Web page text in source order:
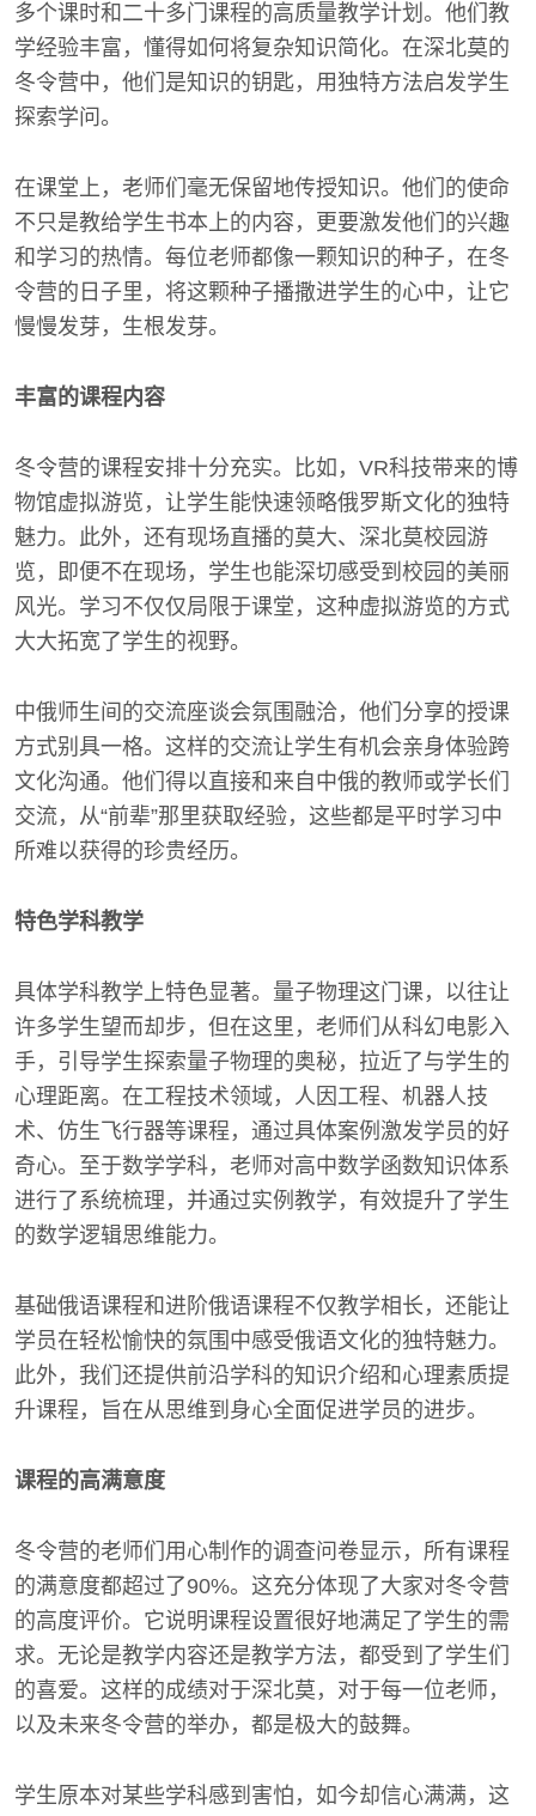
多个课时和二十多门课程的高质量教学计划。他们教
学经验丰富，懂得如何将复杂知识简化。在深北莫的
冬令营中，他们是知识的钥匙，用独特方法启发学生
探索学问。
在课堂上，老师们毫无保留地传授知识。他们的使命
不只是教给学生书本上的内容，更要激发他们的兴趣
和学习的热情。每位老师都像一颗知识的种子，在冬
令营的日子里，将这颗种子播撒进学生的心中，让它
慢慢发芽，生根发芽。
丰富的课程内容
冬令营的课程安排十分充实。比如，VR科技带来的博
物馆虚拟游览，让学生能快速领略俄罗斯文化的独特
魅力。此外，还有现场直播的莫大、深北莫校园游
览，即便不在现场，学生也能深切感受到校园的美丽
风光。学习不仅仅局限于课堂，这种虚拟游览的方式
大大拓宽了学生的视野。
中俄师生间的交流座谈会氛围融洽，他们分享的授课
方式别具一格。这样的交流让学生有机会亲身体验跨
文化沟通。他们得以直接和来自中俄的教师或学长们
交流，从“前辈”那里获取经验，这些都是平时学习中
所难以获得的珍贵经历。
特色学科教学
具体学科教学上特色显著。量子物理这门课，以往让
许多学生望而却步，但在这里，老师们从科幻电影入
手，引导学生探索量子物理的奥秘，拉近了与学生的
心理距离。在工程技术领域，人因工程、机器人技
术、仿生飞行器等课程，通过具体案例激发学员的好
奇心。至于数学学科，老师对高中数学函数知识体系
进行了系统梳理，并通过实例教学，有效提升了学生
的数学逻辑思维能力。
基础俄语课程和进阶俄语课程不仅教学相长，还能让
学员在轻松愉快的氛围中感受俄语文化的独特魅力。
此外，我们还提供前沿学科的知识介绍和心理素质提
升课程，旨在从思维到身心全面促进学员的进步。
课程的高满意度
冬令营的老师们用心制作的调查问卷显示，所有课程
的满意度都超过了90%。这充分体现了大家对冬令营
的高度评价。它说明课程设置很好地满足了学生的需
求。无论是教学内容还是教学方法，都受到了学生们
的喜爱。这样的成绩对于深北莫，对于每一位老师，
以及未来冬令营的举办，都是极大的鼓舞。
学生原本对某些学科感到害怕，如今却信心满满，这